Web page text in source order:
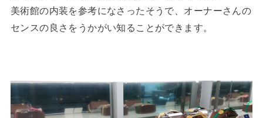
美術館の内装を参考になさったそうで、オーナーさんの
センスの良さをうかがい知ることができます。